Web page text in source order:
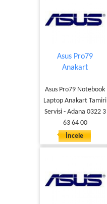
Asus Pro79
Anakart
Asus Pro79 Notebook
Laptop Anakart Tamiri
Servisi - Adana 0322 3
63 64 00
İncele